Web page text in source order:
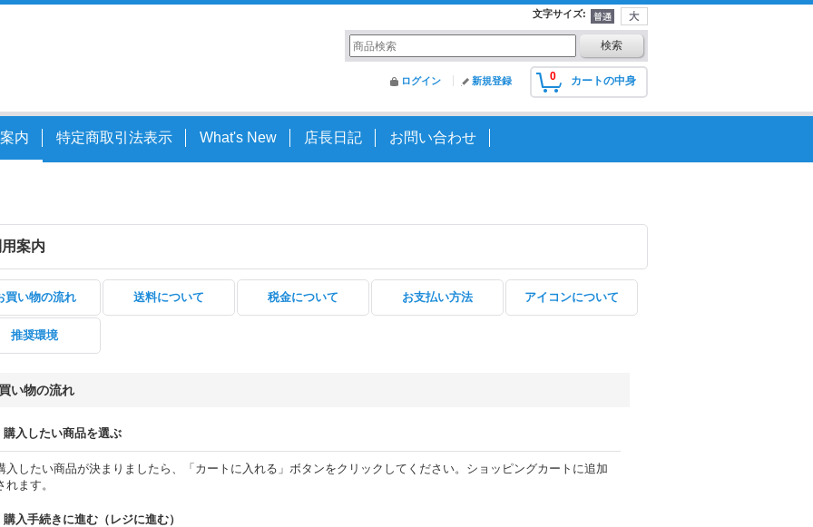
文字サイズ:
0 カートの中身
ログイン 新規登録
内 特定商取引法表示 What's New 店長日記 お問い合わせ
案内
買い物の流れ 送料について 税金について お支払い方法 アイコンについて
推奨環境
い物の流れ
購入したい商品を選ぶ
入したい商品が決まりましたら、「カートに入れる」ボタンをクリックしてください。ショッピングカートに追加
れます。
購入手続きに進む（レジに進む）